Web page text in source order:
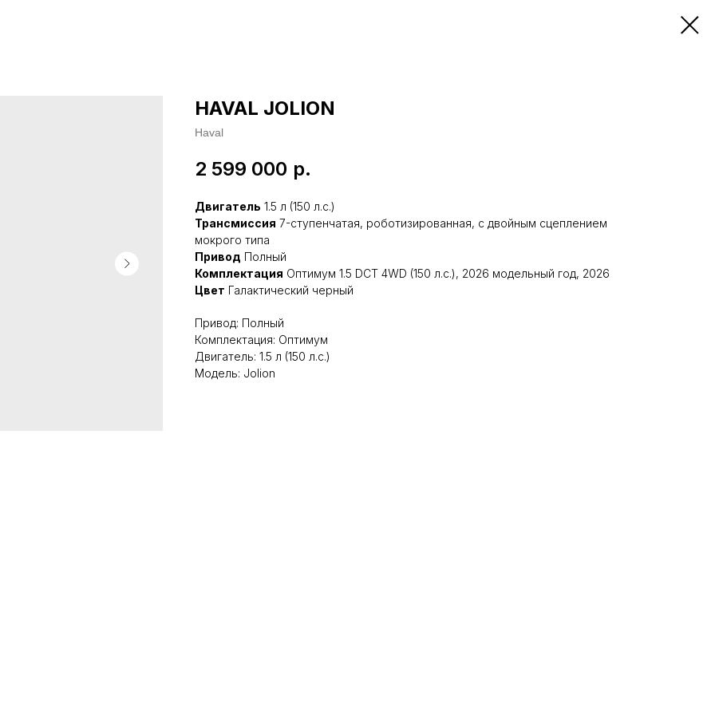
HAVAL JOLION
Haval
2 599 000 р.
Двигатель 1.5 л (150 л.с.)
Трансмиссия 7-ступенчатая, роботизированная, с двойным сцеплением
мокрого типа
Привод Полный
Комплектация Оптимум 1.5 DCT 4WD (150 л.с.), 2026 модельный год, 2026
Цвет Галактический черный
Привод: Полный
Комплектация: Оптимум
Двигатель: 1.5 л (150 л.с.)
Модель: Jolion